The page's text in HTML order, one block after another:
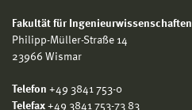
Fakultät für Ingenieurwissenschaften
Philipp-Müller-Straße 14
23966 Wismar
Telefon +49 3841 753-0
Telefax +49 3841 753-73 83